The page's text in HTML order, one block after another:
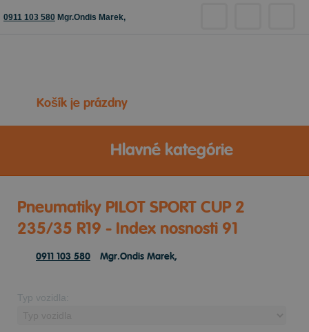
0911 103 580 Mgr.Ondis Marek,
Košík je prázdny
Hlavné kategórie
Pneumatiky PILOT SPORT CUP 2
235/35 R19 - Index nosnosti 91
0911 103 580 Mgr.Ondis Marek,
Typ vozidla: